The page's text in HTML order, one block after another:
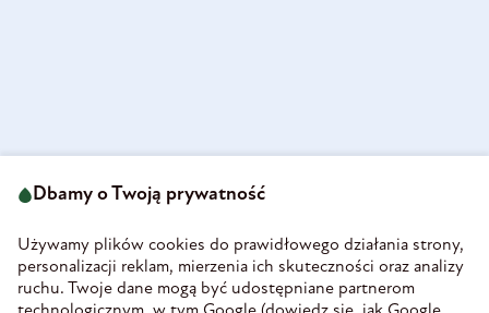
58-160 Świebodzice
REGON 890213034
INFORMACJE
Dbamy o Twoją prywatność
Używamy plików cookies do prawidłowego działania strony,
personalizacji reklam, mierzenia ich skuteczności oraz analizy
ruchu. Twoje dane mogą być udostępniane partnerom